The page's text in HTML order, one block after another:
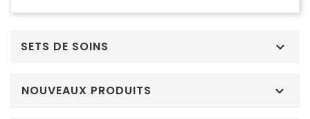
SETS DE SOINS 
NOUVEAUX PRODUITS 